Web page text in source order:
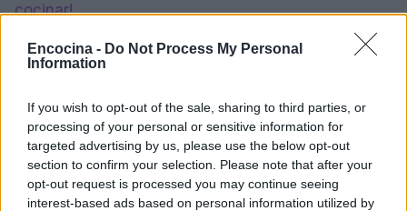
Encocina - Do Not Process My Personal
Information
If you wish to opt-out of the sale, sharing to third parties, or
processing of your personal or sensitive information for
targeted advertising by us, please use the below opt-out
section to confirm your selection. Please note that after your
opt-out request is processed you may continue seeing
interest-based ads based on personal information utilized by
cocinar!
staff